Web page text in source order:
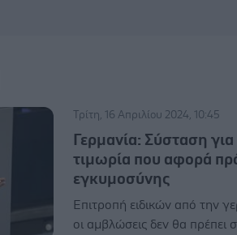
Τρίτη, 16 Απριλίου 2024, 10:45
Γερμανία: Σύσταση
τιμωρία που αφορά
εγκυμοσύνης
Επιτροπή ειδικών από την
οι αμβλώσεις δεν θα πρέπει